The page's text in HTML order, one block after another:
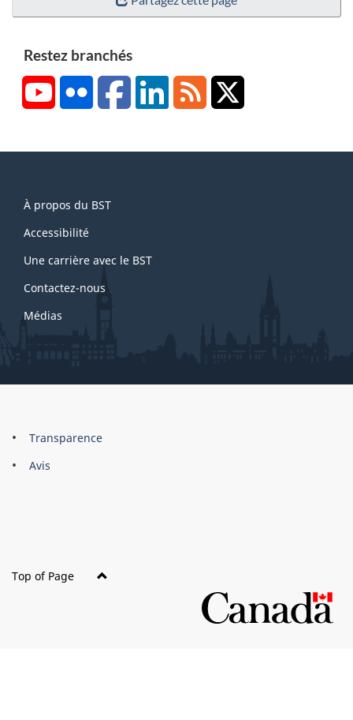
Restez branchés
YouTubeFlickr FacebookLinkedInRSS
this
site
À propos du BST
Accessibilité
Une carrière avec le BST
Contactez-nous
Médias
About
this
Brand
Transparence
Avis
Top of Page